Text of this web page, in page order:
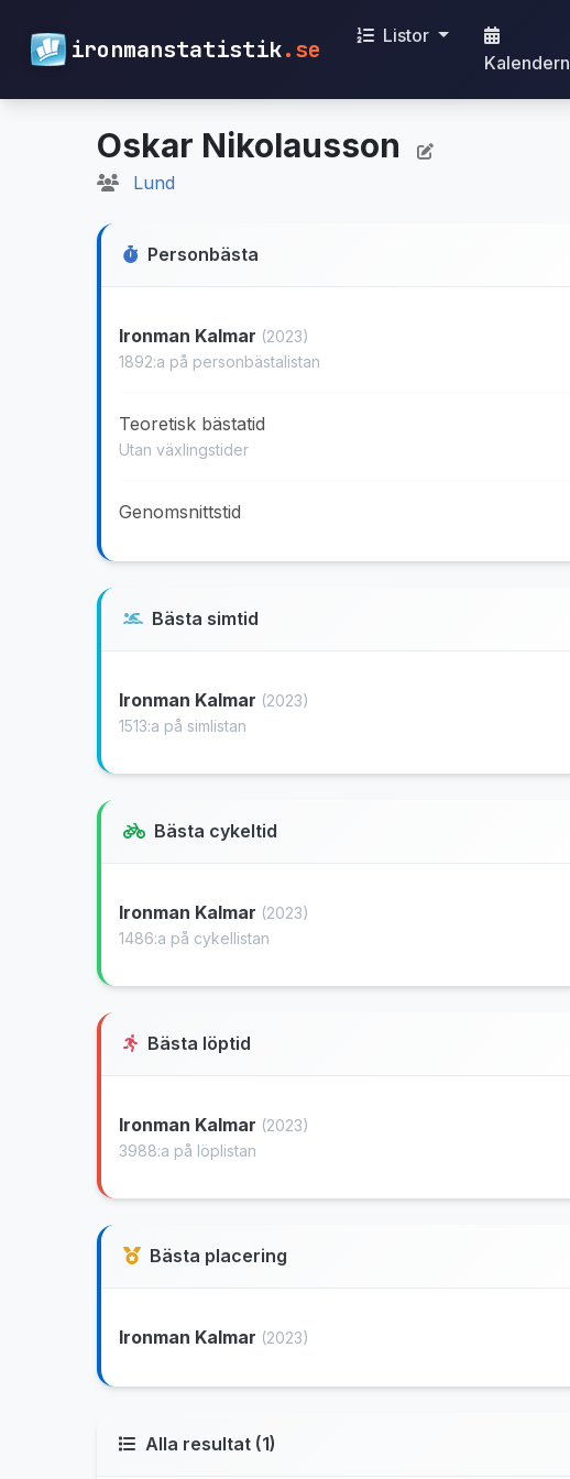
ironmanstatistik.se
Listor
Kalendern
Oskar Nikolausson
Lund
Personbästa
Ironman Kalmar (2023)
1892:a på personbästalistan
Teoretisk bästatid
Utan växlingstider
Genomsnittstid
Bästa simtid
Ironman Kalmar (2023)
1513:a på simlistan
Bästa cykeltid
Ironman Kalmar (2023)
1486:a på cykellistan
Bästa löptid
Ironman Kalmar (2023)
3988:a på löplistan
Bästa placering
Ironman Kalmar (2023)
Alla resultat (1)